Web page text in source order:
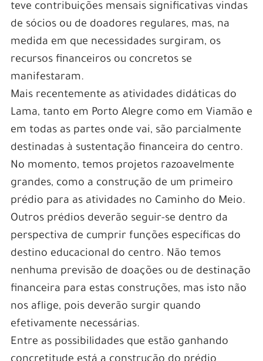
teve contribuições mensais significativas vindas
de sócios ou de doadores regulares, mas, na
medida em que necessidades surgiram, os
recursos financeiros ou concretos se
manifestaram.
Mais recentemente as atividades didáticas do
Lama, tanto em Porto Alegre como em Viamão e
em todas as partes onde vai, são parcialmente
destinadas à sustentação financeira do centro.
No momento, temos projetos razoavelmente
grandes, como a construção de um primeiro
prédio para as atividades no Caminho do Meio.
Outros prédios deverão seguir-se dentro da
perspectiva de cumprir funções específicas do
destino educacional do centro. Não temos
nenhuma previsão de doações ou de destinação
financeira para estas construções, mas isto não
nos aflige, pois deverão surgir quando
efetivamente necessárias.
Entre as possibilidades que estão ganhando